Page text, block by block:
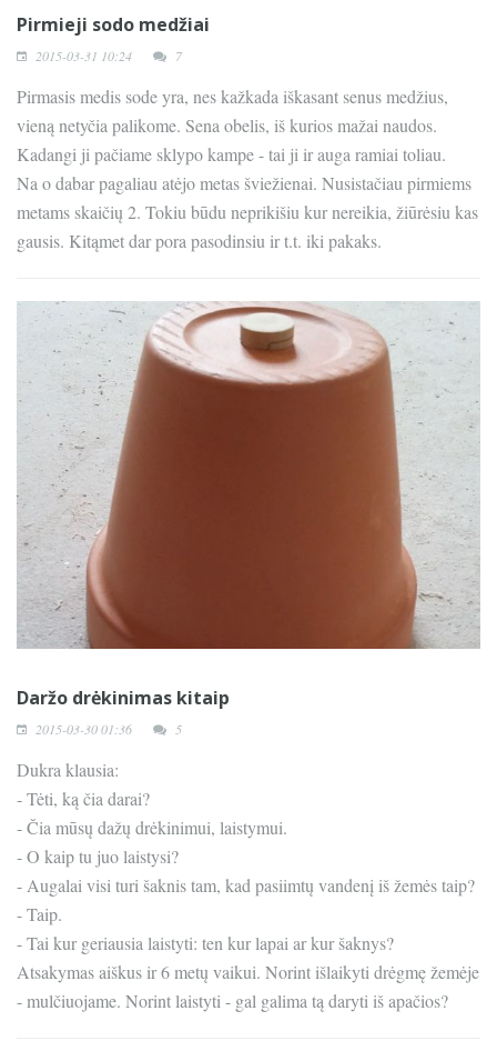
Pirmieji sodo medžiai
2015-03-31 10:24 7
Pirmasis medis sode yra, nes kažkada iškasant senus medžius,
vieną netyčia palikome. Sena obelis, iš kurios mažai naudos.
Kadangi ji pačiame sklypo kampe - tai ji ir auga ramiai toliau.
Na o dabar pagaliau atėjo metas šviežienai. Nusistačiau pirmiems
metams skaičių 2. Tokiu būdu neprikišiu kur nereikia, žiūrėsiu kas
gausis. Kitąmet dar pora pasodinsiu ir t.t. iki pakaks.
Daržo drėkinimas kitaip
2015-03-30 01:36 5
Dukra klausia:
- Tėti, ką čia darai?
- Čia mūsų dažų drėkinimui, laistymui.
- O kaip tu juo laistysi?
- Augalai visi turi šaknis tam, kad pasiimtų vandenį iš žemės taip?
- Taip.
- Tai kur geriausia laistyti: ten kur lapai ar kur šaknys?
Atsakymas aiškus ir 6 metų vaikui. Norint išlaikyti drėgmę žemėje
- mulčiuojame. Norint laistyti - gal galima tą daryti iš apačios?